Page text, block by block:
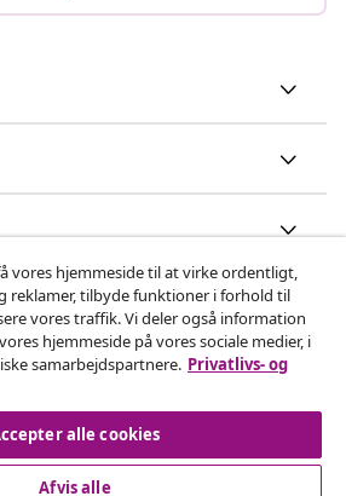
vores hjemmeside til at virke ordentligt,
reklamer, tilbyde funktioner i forhold til
vores traffik. Vi deler også information
hjemmeside på vores sociale medier, i
samarbejdspartnere. Privatlivs- og
alle cookies
Afvis alle